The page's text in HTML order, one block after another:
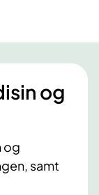
og
og
samt